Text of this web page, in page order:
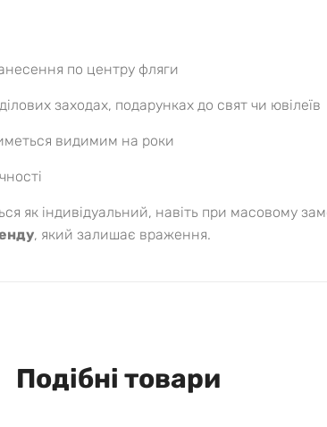
по центру фляги
заходах, подарунках до свят чи ювілеїв
видимим на роки
як індивідуальний, навіть при масовому
, який залишає враження.
Подібні товари